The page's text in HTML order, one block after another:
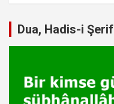
Dua, Hadis-i Şerif